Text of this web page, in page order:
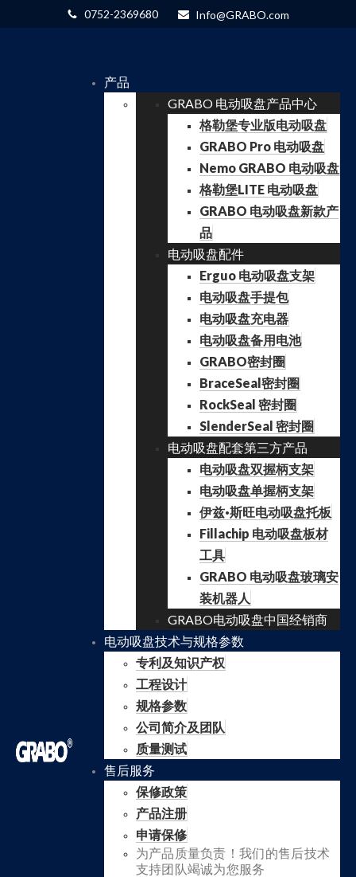
0752-2369680 Info@GRABO.com
产品
GRABO 电动吸盘产品中心
格勒堡专业版电动吸盘
GRABO Pro 电动吸盘
Nemo GRABO 电动吸盘
格勒堡LITE 电动吸盘
GRABO 电动吸盘新款产
品
电动吸盘配件
Erguo 电动吸盘支架
电动吸盘手提包
电动吸盘充电器
电动吸盘备用电池
GRABO密封圈
BraceSeal密封圈
RockSeal 密封圈
SlenderSeal 密封圈
电动吸盘配套第三方产品
电动吸盘双握柄支架
电动吸盘单握柄支架
伊兹·斯旺电动吸盘托板
Fillachip 电动吸盘板材
工具
GRABO 电动吸盘玻璃安
装机器人
GRABO电动吸盘中国经销商
电动吸盘技术与规格参数
专利及知识产权
工程设计
规格参数
公司简介及团队
质量测试
售后服务
保修政策
产品注册
申请保修
为产品质量负责！我们的售后技术
支持团队竭诚为您服务